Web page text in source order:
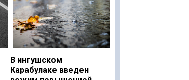
В ингушском
Карабулаке введен